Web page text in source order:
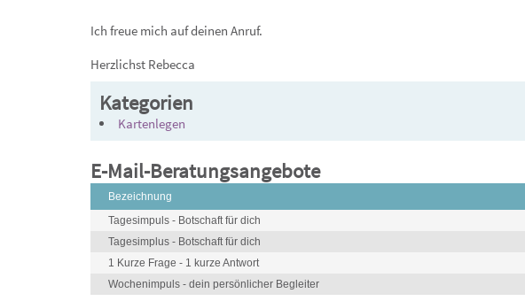
Ich freue mich auf deinen Anruf.
Herzlichst Rebecca
Kategorien
Kartenlegen
E-Mail-Beratungsangebote
Bezeichnung
Tagesimpuls - Botschaft für dich
Tagesimplus - Botschaft für dich
1 Kurze Frage - 1 kurze Antwort
Wochenimpuls - dein persönlicher Begleiter